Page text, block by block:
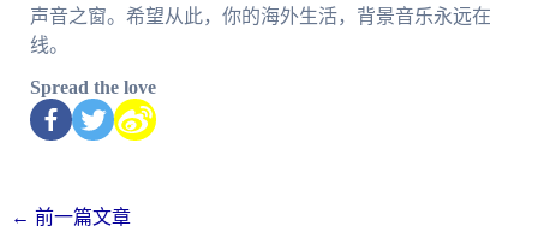
声音之窗。希望从此，你的海外生活，背景音乐永远在
线。
Spread the love
← 前一篇文章